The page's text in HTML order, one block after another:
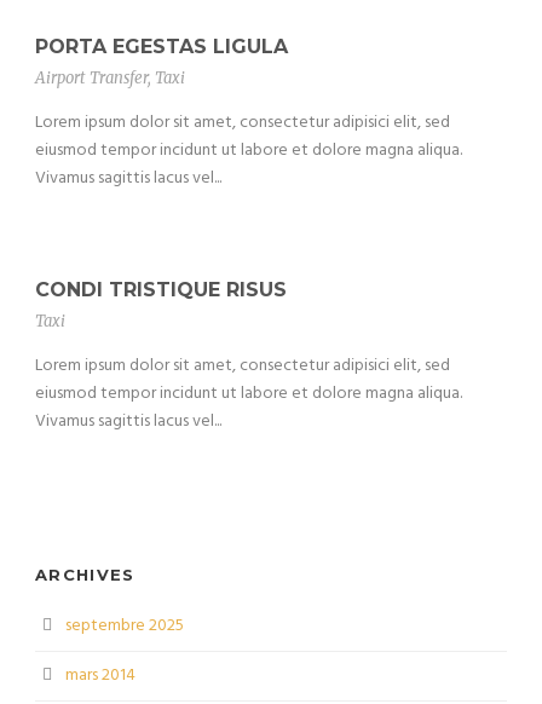
PORTA EGESTAS LIGULA
Airport Transfer, Taxi
Lorem ipsum dolor sit amet, consectetur adipisici elit, sed
eiusmod tempor incidunt ut labore et dolore magna aliqua.
Vivamus sagittis lacus vel...
CONDI TRISTIQUE RISUS
Taxi
Lorem ipsum dolor sit amet, consectetur adipisici elit, sed
eiusmod tempor incidunt ut labore et dolore magna aliqua.
Vivamus sagittis lacus vel...
ARCHIVES
septembre 2025
mars 2014